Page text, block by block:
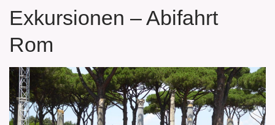
Exkursionen – Abifahrt
Rom